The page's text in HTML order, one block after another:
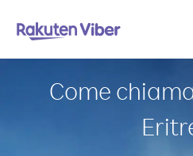
Come